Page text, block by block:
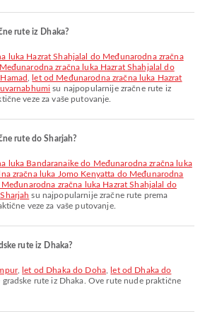
rute iz Dhaka?
zračna luka Hazrat Shahjalal do
let od Međunarodna zračna luka Hazrat
su najpopularnije zračne rute iz
veze za vaše putovanje.
rute do Sharjah?
zračna luka Jomo Kenyatta do Međunarodna
Međunarodna zračna luka Hazrat Shahjalal do
su najpopularnije zračne rute prema
veze za vaše putovanje.
rute iz Dhaka?
, let od Dhaka do Doha
let od Dhaka do
rute iz Dhaka. Ove rute nude praktične